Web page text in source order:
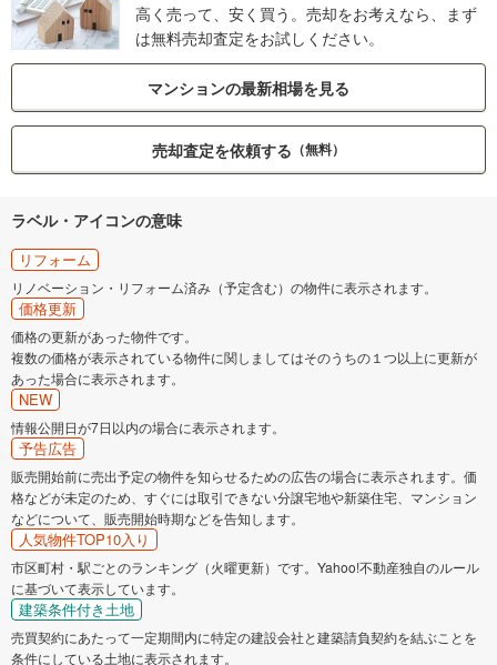
高く売って、安く買う。売却をお考えなら、まず
は無料売却査定をお試しください。
マンションの最新相場を見る
売却査定を依頼する （無料）
ラベル・アイコンの意味
リフォーム
リノベーション・リフォーム済み（予定含む）の物件に表示されます。
価格更新
価格の更新があった物件です。
複数の価格が表示されている物件に関しましてはそのうちの１つ以上に更新が
あった場合に表示されます。
NEW
情報公開日が7日以内の場合に表示されます。
予告広告
販売開始前に売出予定の物件を知らせるための広告の場合に表示されます。価
格などが未定のため、すぐには取引できない分譲宅地や新築住宅、マンション
などについて、販売開始時期などを告知します。
人気物件TOP10入り
市区町村・駅ごとのランキング（火曜更新）です。Yahoo!不動産独自のルール
に基づいて表示しています。
建築条件付き土地
売買契約にあたって一定期間内に特定の建設会社と建築請負契約を結ぶことを
条件にしている土地に表示されます。